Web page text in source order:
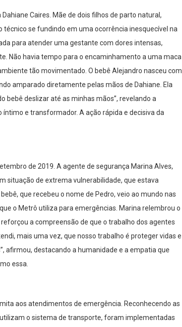
Caires. Mãe de dois filhos de parto natural,
se fundindo em uma ocorrência inesquecível na
para atender uma gestante com dores intensas,
Não havia tempo para o encaminhamento a uma maca
tão movimentado. O bebê Alejandro nasceu com
amparado diretamente pelas mãos de Dahiane. Ela
bebê deslizar até as minhas mãos”, revelando a
e transformador. A ação rápida e decisiva da
de 2019. A agente de segurança Marina Alves,
situação de extrema vulnerabilidade, que estava
que recebeu o nome de Pedro, veio ao mundo nas
o Metrô utiliza para emergências. Marina relembrou o
a compreensão de que o trabalho dos agentes
mais uma vez, que nosso trabalho é proteger vidas e
afirmou, destacando a humanidade e a empatia que
essa.
aos atendimentos de emergência. Reconhecendo as
o sistema de transporte, foram implementadas